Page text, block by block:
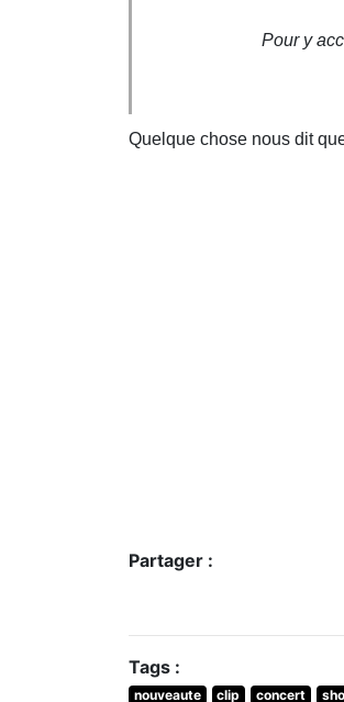
Pour y
Quelque chose nous dit
Partager :
Tags :
nouveaute clip concert